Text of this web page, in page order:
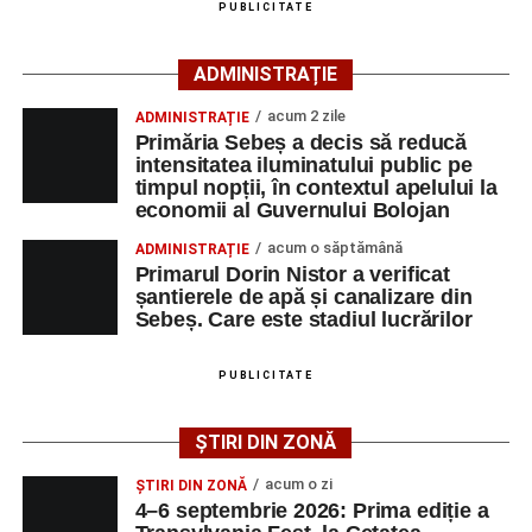
fondatorul companiei Bodea Impact Construct SRL, care îi
este sponsor oficial.
Povestea lui Pablo José Angel Mora Estrada este una
despre performanță, identitate și atașament față de
fost prezentă și o mică galerie a formației din Sebeș, care
și-a încurajat echipa pe întreaga durată a jocului.
CSM Sebeș va disputa următorul meci de verificare
miercuri, 5 august, de la ora 19.30, tot pe terenul din
Pielaru, adversară urmând să fie o altă formație din
PUBLICITATE
ADMINISTRAȚIE
ADMINISTRAȚIE acum 2 zile
Primăria Sebeș a decis să reducă
intensitatea iluminatului public pe
timpul nopții, în contextul apelului la
economii al Guvernului Bolojan
ADMINISTRAȚIE acum o săptămână
Primarul Dorin Nistor a verificat
șantierele de apă și canalizare din
Sebeș. Care este stadiul lucrărilor
PUBLICITATE
ȘTIRI DIN ZONĂ
ȘTIRI DIN ZONĂ acum o zi
4–6 septembrie 2026: Prima ediție a